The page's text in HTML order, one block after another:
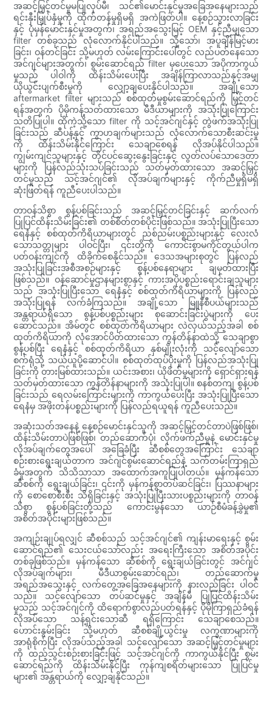
အဆင့်မြှင့်တင်မှုမပြုလုပ်မီ၊ သင်၏မောင်းနှင်မှုအခြေအနေများသည်
ရင်းနှီးမြှုပ်နှံမှုကို ထိုက်တန်မှုရှိမရှိ အကဲဖြတ်ပါ။ နေ့စဉ်သွားလာခြင်း
နှင့် ပုံမှန်မောင်းနှင်မှုအတွက်၊ အရည်အသွေးမြင့် OEM နှင့်ညီမျှသော
filter တစ်ခုသည် လုံလောက်နိုင်ပါသည်။ သို့သော်၊ အပူချိန်မြင့်မား
ခြင်း၊ ဝန်တင်ခြင်း သို့မဟုတ် လမ်းကြောင်းပေါ်တွင် လည်ပတ်နေသော
အင်ဂျင်များအတွက်၊ စွမ်းဆောင်ရည် filter မှပေးသော အပိုကာကွယ်
မှုသည် ပါဝါကို ထိန်းသိမ်းပေးပြီး အချိန်ကြာလာသည်နှင့်အမျှ
ယိုယွင်းပျက်စီးမှုကို လျှော့ချပေးနိုင်ပါသည်။ အချို့သော
aftermarket filter များသည် စစ်ထုတ်မှုစွမ်းဆောင်ရည်ကို မြှင့်တင်
ရန်အတွက် ပိုမိုကန့်သတ်ထားသော မီဒီယာများကို အသုံးပြုကြောင်း
သတိပြုပါ။ ထိုကဲ့သို့သော filter ကို သင့်အင်ဂျင်နှင့် တွဲဖက်အသုံးပြု
ခြင်းသည် ဆီပန့်နှင့် ကွာဟချက်များသည် လုံလောက်သောစီးဆင်းမှု
ကို ထိန်းသိမ်းနိုင်ကြောင်း သေချာစေရန် လိုအပ်နိုင်ပါသည်။
ကျွမ်းကျင်သူများနှင့် တိုင်ပင်ဆွေးနွေးခြင်းနှင့် လွတ်လပ်သောဒေတာ
များကို ပြန်လည်သုံးသပ်ခြင်းသည် သတ်မှတ်ထားသော အဆင့်မြှင့်
တင်မှုသည် သင့်အင်ဂျင်၏ လိုအပ်ချက်များနှင့် ကိုက်ညီမှုရှိမရှိ
ဆုံးဖြတ်ရန် ကူညီပေးပါသည်။
တာဝန်သိစွာ စွန့်ပစ်ခြင်းသည် အဆင့်မြှင့်တင်ခြင်းနှင့် ဆက်လက်
ပြုပြင်ထိန်းသိမ်းခြင်း၏ တစ်စိတ်တစ်ပိုင်းဖြစ်သည်။ အသုံးပြုပြီးသော
ရေနံနှင့် စစ်ထုတ်ကိရိယာများတွင် ညစ်ညမ်းပစ္စည်းများနှင့် လေးလံ
သောသတ္တုများ ပါဝင်ပြီး၊ ၎င်းတို့ကို ကောင်းစွာမကိုင်တွယ်ပါက
ပတ်ဝန်းကျင်ကို ထိခိုက်စေနိုင်သည်။ ဒေသအများစုတွင် ပြန်လည်
အသုံးပြုခြင်းအစီအစဉ်များနှင့် စွန့်ပစ်နေရာများ ချမှတ်ထားပြီး
ဖြစ်သည်။ ဝန်ဆောင်မှုဌာနများစွာနှင့် ကားအပိုပစ္စည်းရောင်းချသူများ
သည် အသုံးပြုပြီးသော ရေနံနှင့် စစ်ထုတ်ကိရိယာများကို ပြန်လည်
အသုံးပြုရန် လက်ခံကြသည်။ အချို့သော မြူနီစီပယ်များသည်
အန္တရာယ်ရှိသော စွန့်ပစ်ပစ္စည်းများ စုဆောင်းခြင်းပွဲများကို ပေး
ဆောင်သည်။ အိမ်တွင် စစ်ထုတ်ကိရိယာများ လဲလှယ်သည့်အခါ စစ်
ထုတ်ကိရိယာကို လုံအောင်ပိတ်ထားသော ကွန်တိန်နာထဲသို့ သေချာစွာ
စွန့်ပစ်ပြီး ရေနံနှင့် စစ်ထုတ်ကိရိယာ နှစ်မျိုးလုံးကို သင့်လျော်သော
စက်ရုံသို့ သယ်ယူပို့ဆောင်ပါ။ စစ်ထုတ်ထုပ်ပိုးမှုကို ပြန်လည်အသုံးပြု
ခြင်းကို တားမြစ်ထားသည်။ ယင်းအစား၊ ယိုဖိတ်မှုများကို ရှောင်ရှားရန်
သတ်မှတ်ထားသော ကွန်တိန်နာများကို အသုံးပြုပါ။ စနစ်တကျ စွန့်ပစ်
ခြင်းသည် ရေလမ်းကြောင်းများကို ကာကွယ်ပေးပြီး အသုံးပြုပြီးသော
ရေနံမှ အဖိုးတန်ပစ္စည်းများကို ပြန်လည်ရယူရန် ကူညီပေးသည်။
အဆုံးသတ်အနေနဲ့ နေ့စဉ်မောင်းနှင်သူကို အဆင့်မြှင့်တင်တာပဲဖြစ်ဖြစ်၊
ထိန်းသိမ်းတာပဲဖြစ်ဖြစ်၊ တည်ဆောက်ပုံ၊ လိုက်ဖက်ညီမှုနဲ့ မောင်းနှင်မှု
လိုအပ်ချက်တွေအပေါ် အခြေခံပြီး ဆီစစ်တွေအကြောင်း သေချာ
စဉ်းစားရွေးချယ်တာက အင်ဂျင်စွမ်းဆောင်ရည်နဲ့ သက်တမ်းကြာရှည်
ခံမှုအတွက် သိသိသာသာ အထောက်အကူပြုပါတယ်။ မှန်ကန်သော
ဆီစစ်ကို ရွေးချယ်ခြင်း၊ ၎င်းကို မှန်ကန်စွာတပ်ဆင်ခြင်း၊ ပြဿနာများ
ကို စောစောစီးစီး သိရှိခြင်းနှင့် အသုံးပြုပြီးသားပစ္စည်းများကို တာဝန်
သိစွာ စွန့်ပစ်ခြင်းတို့သည် ကောင်းမွန်သော ယာဉ်စီမံခန့်ခွဲမှု၏
အစိတ်အပိုင်းများဖြစ်သည်။
အကျဉ်းချုပ်ရလျှင် ဆီစစ်သည် သင့်အင်ဂျင်၏ ကျန်းမာရေးနှင့် စွမ်း
ဆောင်ရည်၏ သေးငယ်သော်လည်း အရေးကြီးသော အစိတ်အပိုင်း
တစ်ခုဖြစ်သည်။ မှန်ကန်သော ဆီစစ်ကို ရွေးချယ်ခြင်းတွင် အင်ဂျင်
လိုအပ်ချက်များ၊ မီဒီယာစွမ်းဆောင်ရည်၊ တည်ဆောက်မှု
အရည်အသွေးနှင့် လက်တွေ့အခြေအနေများကို နားလည်ခြင်း ပါဝင်
သည်။ သင့်လျော်သော တပ်ဆင်မှုနှင့် အချိန်မီ ပြုပြင်ထိန်းသိမ်း
မှုသည် သင့်အင်ဂျင်ကို ထိရောက်စွာလည်ပတ်ရန်နှင့် ပိုမိုကြာရှည်ခံရန်
လိုအပ်သော သန့်ရှင်းသောဆီ ရရှိကြောင်း သေချာစေသည်။
ဟောင်းနွမ်းခြင်း သို့မဟုတ် ဆီစစ်ချို့ယွင်းမှု လက္ခဏာများကို
အာရုံစိုက်ပြီး လိုအပ်သည့်အခါ သင့်လျော်သော အဆင့်မြှင့်တင်မှုများ
ကို ထည့်သွင်းစဉ်းစားခြင်းဖြင့် သင့်အင်ဂျင်ကို ကာကွယ်နိုင်ပြီး စွမ်း
ဆောင်ရည်ကို ထိန်းသိမ်းနိုင်ပြီး ကုန်ကျစရိတ်များသော ပြုပြင်မှု
များ၏ အန္တရာယ်ကို လျှော့ချနိုင်သည်။